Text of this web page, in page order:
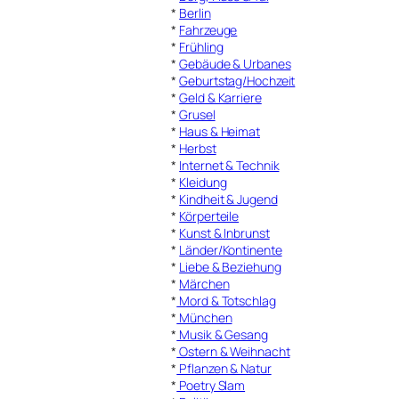
* Berlin
* Fahrzeuge
* Frühling
*Gebäude & Urbanes
*Geburtstag/Hochzeit
*Geld & Karriere
*Grusel
* Haus & Heimat
* Herbst
* Internet & Technik
* Kleidung
* Kindheit & Jugend
* Körperteile
* Kunst & Inbrunst
* Länder/Kontinente
* Liebe & Beziehung
* Märchen
* Mord & Totschlag
* München
* Musik & Gesang
* Ostern & Weihnacht
* Pflanzen & Natur
* Poetry Slam